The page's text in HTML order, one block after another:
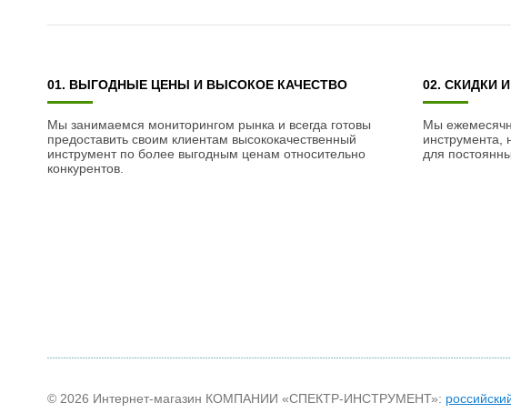
01. ВЫГОДНЫЕ ЦЕНЫ И ВЫСОКОЕ КАЧЕСТВО
Мы занимаемся мониторингом рынка и всегда готовы
предоставить своим клиентам высококачественный
инструмент по более выгодным ценам относительно
конкурентов.
02. СКИДКИ
Мы
инструмента,
для
© 2026 Интернет-магазин КОМПАНИИ «СПЕКТР-ИНСТРУМЕНТ»: